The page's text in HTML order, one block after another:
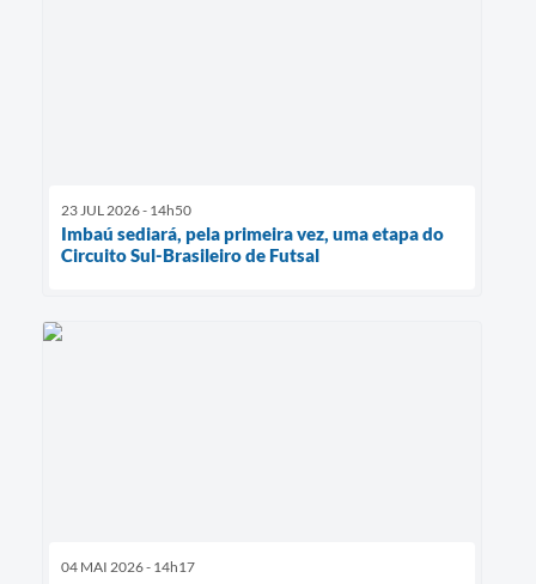
23 JUL 2026 - 14h50
Imbaú sediará, pela primeira vez, uma etapa do
Circuito Sul-Brasileiro de Futsal
04 MAI 2026 - 14h17